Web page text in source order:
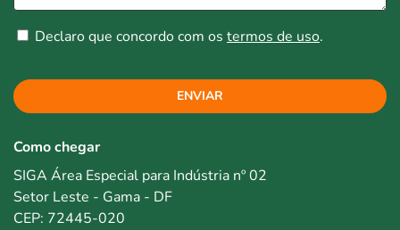
Declaro que concordo com os termos de uso.
ENVIAR
Como chegar
SIGA Área Especial para Indústria nº 02
Setor Leste - Gama - DF
CEP: 72445-020